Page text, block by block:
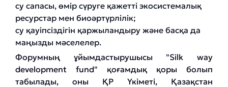
су сапасы, өмір сүруге қажетті экосистемалық
ресурстар мен биоәртүрлілік;
су қауіпсіздігін қаржыландыру және басқа да
маңызды мәселелер.
Форумның ұйымдастырушысы "Silk way
development fund" қоғамдық қоры болып
табылады, оны ҚР Үкіметі, Қазақстан